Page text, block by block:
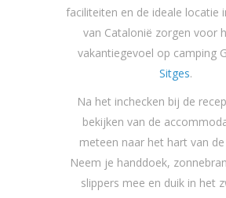
faciliteiten en de ideale locatie
van Catalonië zorgen voor
vakantiegevoel op camping
Sitges.
Na het inchecken bij de
bekijken van de
meteen naar het hart van
Neem je handdoek,
slippers mee en duik in het